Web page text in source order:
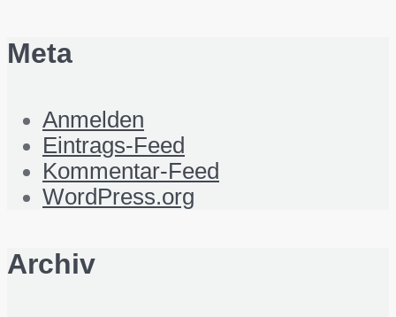
Meta
Anmelden
Eintrags-Feed
Kommentar-Feed
WordPress.org
Archiv